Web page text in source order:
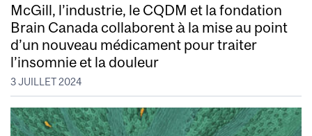
McGill, l’industrie, le CQDM et la fondation
Brain Canada collaborent à la mise au point
d’un nouveau médicament pour traiter
l’insomnie et la douleur
3 JUILLET 2024